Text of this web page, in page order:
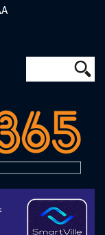
Φόρμα
Αναζήτηση